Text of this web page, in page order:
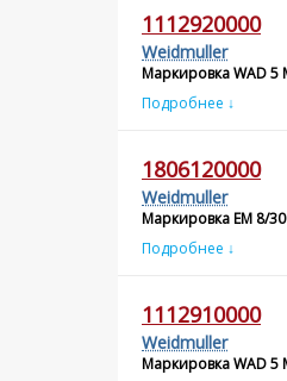
1112920000
Weidmuller
Маркировка WAD 5
Подробнее ↓
1806120000
Weidmuller
Маркировка EM 8/30
Подробнее ↓
1112910000
Weidmuller
Маркировка WAD 5